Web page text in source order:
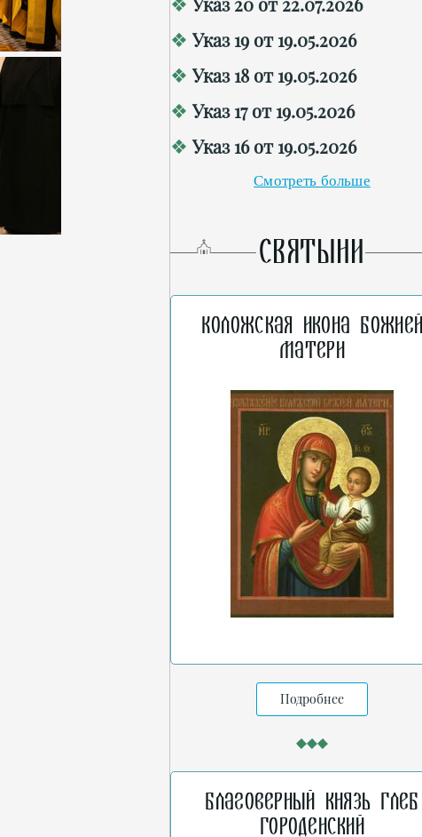
Указ 19 от 19.05.2026
Указ 18 от 19.05.2026
Указ 17 от 19.05.2026
Указ 16 от 19.05.2026
Смотреть больше
СВЯТЫНИ
Коложская икона
Матери
Подробнее
Благоверный князь Глеб
Городенский